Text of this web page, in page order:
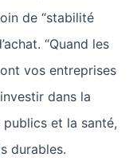
de “stabilité
“Quand les
vos entreprises
dans la
et la santé,
durables.